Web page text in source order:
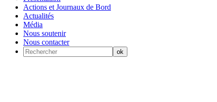
Actions et Journaux de Bord
Actualités
Média
Nous soutenir
Nous contacter